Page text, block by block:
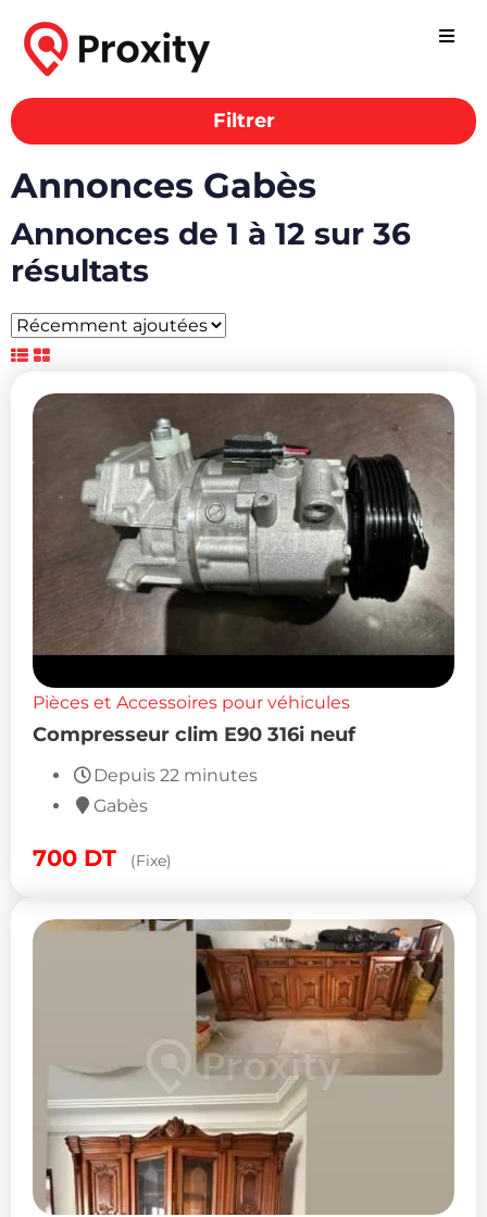
Filtrer
Annonces Gabès
Annonces de 1 à 12 sur 36
résultats
Pièces et Accessoires pour véhicules
Compresseur clim E90 316i neuf
Depuis 22 minutes
Gabès
700 DT (Fixe)